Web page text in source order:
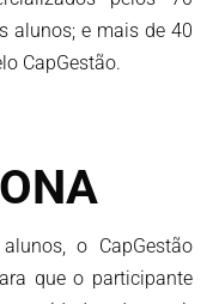
alunos; e mais de 40
CapGestão.
o CapGestão
que o participante